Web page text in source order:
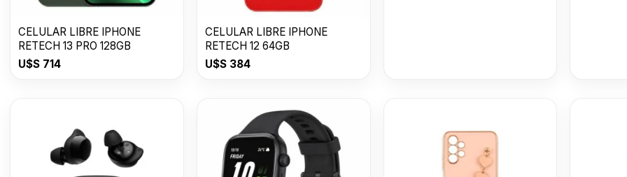
CELULAR LIBRE IPHONE
RETECH 13 PRO 128GB
U$S 714
CELULAR LIBRE IPHONE
RETECH 12 64GB
U$S384